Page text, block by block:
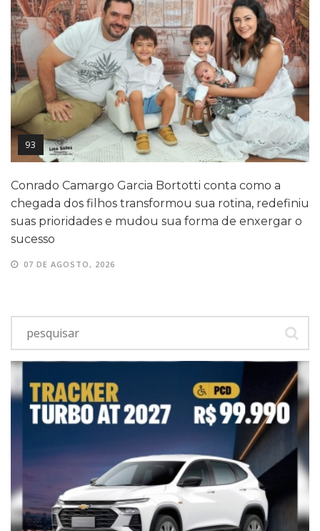
93
Conrado Camargo Garcia Bortotti conta como a
chegada dos filhos transformou sua rotina, redefiniu
suas prioridades e mudou sua forma de enxergar o
sucesso
07 DE AGOSTO, 2026